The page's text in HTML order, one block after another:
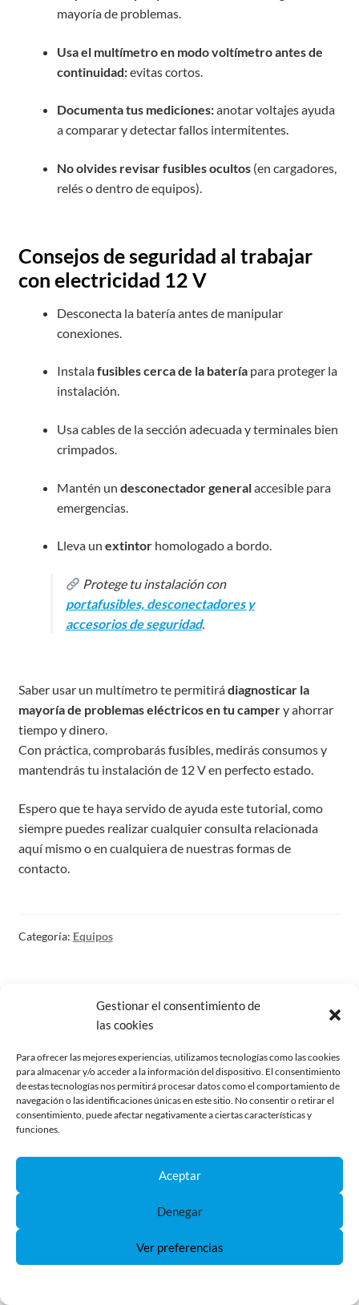
Gestionar el consentimiento de
las cookies
Para ofrecer las mejores experiencias, utilizamos tecnologías como las cookies
para almacenar y/o acceder a la información del dispositivo. El consentimiento
de estas tecnologías nos permitirá procesar datos como el comportamiento de
navegación o las identificaciones únicas en este sitio. No consentir o retirar el
consentimiento, puede afectar negativamente a ciertas características y
funciones.
Aceptar
Denegar
Ver preferencias
mayoría de problemas.
Usa el multímetro en modo voltímetro antes de
continuidad:evitas cortos.
Documenta tus mediciones:anotar voltajes ayuda
a comparar y detectar fallos intermitentes.
No olvides revisar fusibles ocultos(en cargadores,
relés o dentro de equipos).
Consejos de seguridad al trabajar
con electricidad 12 V
Desconecta la batería antes de manipular
conexiones.
Instalafusibles cerca de la bateríapara proteger la
instalación.
Usa cables de la sección adecuada y terminales bien
crimpados.
Mantén un desconectador generalaccesible para
emergencias.
Lleva un extintorhomologado a bordo.
Protege tu instalación con
portafusibles, desconectadores y
accesorios de seguridad.
Saber usar un multímetro te permitirádiagnosticar la
mayoría de problemas eléctricos en tu campery ahorrar
tiempo y dinero.
Con práctica, comprobarás fusibles, medirás consumos y
mantendrás tu instalación de 12 V en perfecto estado.
Espero que te haya servido de ayuda este tutorial, como
siempre puedes realizar cualquier consulta relacionada
aquí mismo o en cualquiera de nuestras formas de
contacto.
Categoría: Equipos
corriente (busbar): la clave
para una instalación eléctrica
segura y ordenada
Camper: potencia, eficiencia
Deja una respuesta
Los campos obligatorios están marcados
Nombre*